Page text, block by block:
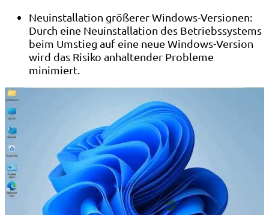
Neuinstallation größerer Windows-Versionen:
Durch eine Neuinstallation des Betriebssystems
beim Umstieg auf eine neue Windows-Version
wird das Risiko anhaltender Probleme
minimiert.